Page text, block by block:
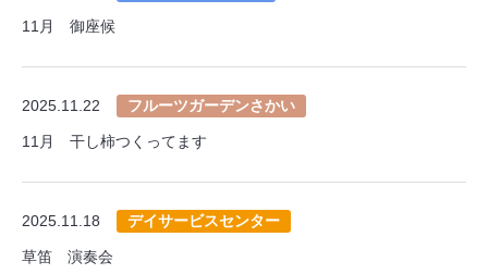
11月 御座候
2025.11.22 フルーツガーデンさかい
11月 干し柿つくってます
2025.11.18 デイサービスセンター
草笛 演奏会